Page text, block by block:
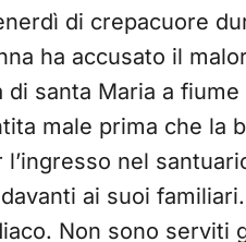
di crepacuore
ha accusato il
santa Maria a fiume
male prima che la
nel
ai suoi
Non sono serviti